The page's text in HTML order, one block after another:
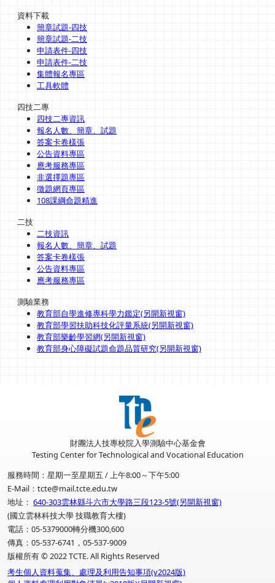
資料下載
簡章試題-四技
簡章試題-二技
申請表件-四技
申請表件-二技
集體報名專區
工具軟體
四技二專
四技二專資訊
報名人數、簡章、試題
答案卡卷樣張
公告資料專區
應考服務專區
非選擇題專區
徵題網頁專區
108課綱命題精進
二技
二技資訊
報名人數、簡章、試題
答案卡卷樣張
公告資料專區
應考服務專區
測驗業務
教育部自學進修專科學力鑑定(另開新視窗)
教育部學習扶助科技化評量系統(另開新視窗)
教育部樂齡學習網(另開新視窗)
教育部身心障礙試題命題品質研究(另開新視窗)
財團法人技專校院入學測驗中心基金會
Testing Center for Technological and Vocational Education
服務時間：星期一至星期五 / 上午8:00～下午5:00
E-Mail：tcte@mail.tcte.edu.tw
地址： 640-303雲林縣斗六市大學路三段123-5號(另開新視窗)
(國立雲林科技大學 技職教育大樓)
電話：05-5379000轉分機300,600
傳真：05-537-6741，05-537-9009
版權所有 © 2022 TCTE. All Rights Reserved
考生個人資料蒐集、處理及利用告知事項(v2024版)